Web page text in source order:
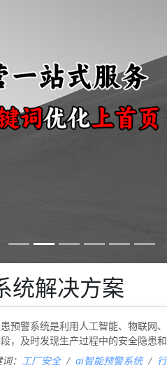
统解决方案
预警系统是利用人工智能、物联网
，及时发现生产过程中的安全隐患
： 工厂安全 ai智能预警系统